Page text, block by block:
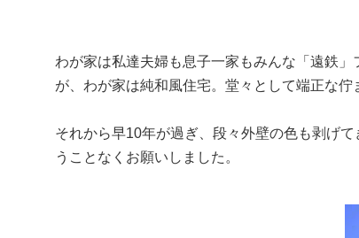
わが家は私達夫婦も息子一家もみんな「遠鉄
が、わが家は純和風住宅。堂々として端正な
それから早10年が過ぎ、段々外壁の色も剥げ
うことなくお願いしました。